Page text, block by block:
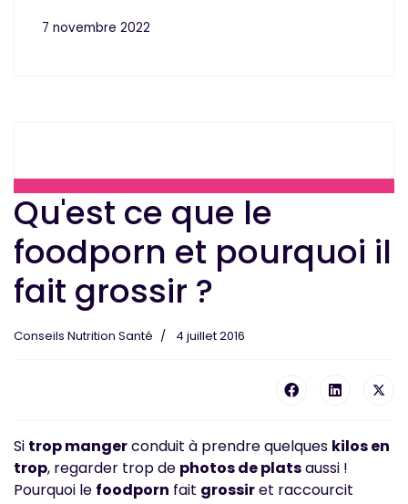
7 novembre 2022
Qu'est ce que le
foodporn et pourquoi il
fait grossir ?
Conseils Nutrition Santé 4 juillet 2016
Si trop mangerconduit à prendre quelques kilos en
trop, regarder trop de photos de platsaussi !
Pourquoi le foodporn fait grossiret raccourcit